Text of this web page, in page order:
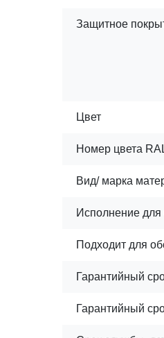
Защитное
Цвет
Номер цвета
Вид/ марка
Исполнение
Подходит для
Гарантийный
Гарантийный